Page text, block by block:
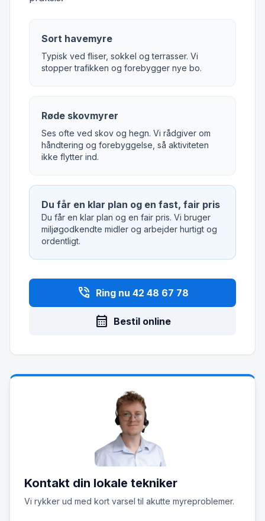
Sort havemyre
Typisk ved fliser, sokkel og terrasser. Vi
stopper trafikken og forebygger nye bo.
Røde skovmyrer
Ses ofte ved skov og hegn. Vi rådgiver om
håndtering og forebyggelse, så aktiviteten
ikke flytter ind.
Du får en klar plan og en fast, fair pris
Du får en klar plan og en fair pris. Vi bruger
miljøgodkendte midler og arbejder hurtigt og
ordentligt.
phone_in_talk Ring nu 42 48 67 78
calendar_month Bestil online
Kontakt din lokale tekniker
Vi rykker ud med kort varsel til akutte myreproblemer.